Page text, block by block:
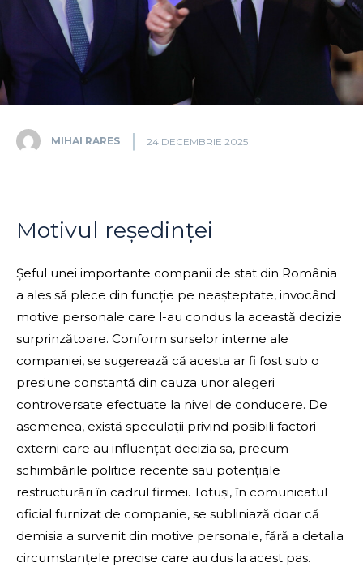
MIHAI RARES 24 DECEMBRIE 2025
Motivul reședinței
Șeful unei importante companii de stat din România
a ales să plece din funcție pe neașteptate, invocând
motive personale care l-au condus la această decizie
surprinzătoare. Conform surselor interne ale
companiei, se sugerează că acesta ar fi fost sub o
presiune constantă din cauza unor alegeri
controversate efectuate la nivel de conducere. De
asemenea, există speculații privind posibili factori
externi care au influențat decizia sa, precum
schimbările politice recente sau potențiale
restructurări în cadrul firmei. Totuși, în comunicatul
oficial furnizat de companie, se subliniază doar că
demisia a survenit din motive personale, fără a detalia
circumstanțele precise care au dus la acest pas.